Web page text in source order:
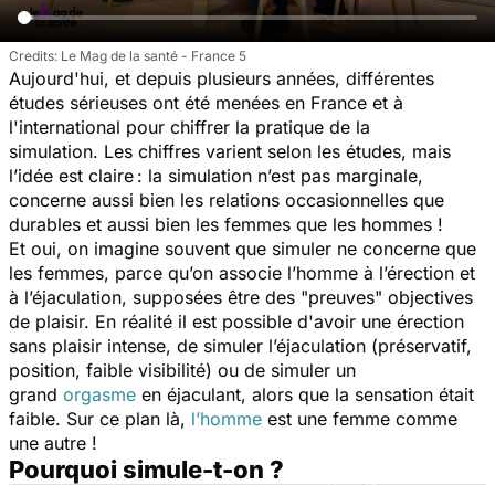
Le Mag de la santé - France 5
Aujourd'hui, et depuis plusieurs années, différentes
études sérieuses ont été menées en France et à
l'international pour chiffrer la pratique de la
simulation. Les chiffres varient selon les études, mais
l’idée est claire : la simulation n’est pas marginale,
concerne aussi bien les relations occasionnelles que
durables et aussi bien les femmes que les hommes !
Et oui, on imagine souvent que simuler ne concerne que
les femmes, parce qu’on associe l’homme à l’érection et
à l’éjaculation, supposées être des "preuves" objectives
de plaisir. En réalité il est possible d'avoir une érection
sans plaisir intense, de simuler l’éjaculation (préservatif,
position, faible visibilité) ou de simuler un
grand orgasme en éjaculant, alors que la sensation était
faible. Sur ce plan là, l’homme est une femme comme
une autre !
Pourquoi simule-t-on ?